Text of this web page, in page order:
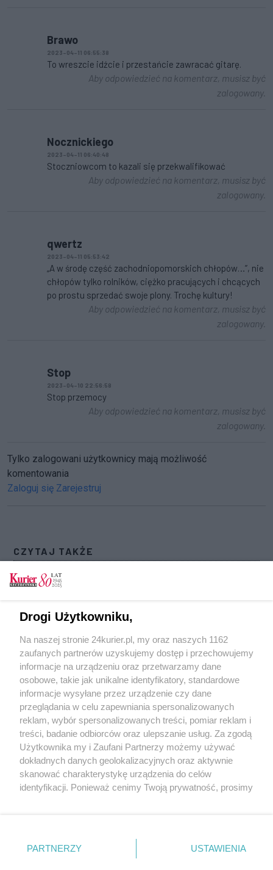
Brawo
2023-04-11 06:55:38
To wreszcie idźcie i przestańcie zawracać gitarę.
Aby odpowiedzieć na komentarz, musisz być
zalogowany.
Nocznickiego
2023-04-11 06:40:48
Stoczniowcom to kazali się przekwalifikować
Aby odpowiedzieć na komentarz, musisz być
zalogowany.
qwertz
2023-04-11 05:53:42
„A w środę część zachodniopomorskich chłopów…”, nie
chłopów tylko rolników, ciężko pracujących i chcących
po prostu sprzedać swoje plony. Trochę kultury!
Aby odpowiedzieć na komentarz, musisz być
zalogowany.
Stop
2023-04-10 22:56:58
Stop przemocy
Aby odpowiedzieć na komentarz, musisz być
zalogowany.
Tylko zalogowani użytkownicy mają możliwość
komentowania
Zaloguj się Zarejestruj
CZYTAJ TAKŻE
W oczekiwaniu na rozmowy z rządem. Trwa
protest rolników [GALERIA]
Minister rolnictwa: Ukraina zaproponowała
wstrzymanie przyjazdu zboża do Polski
Protestujący rolnicy nie odpuszczają. Traktory
przed Trasą Zamkową [GALERIA]
POGODA
28℃
Zobacz prognozę na 3 dni
Copyright © 2022 Kurier Szczeciński sp. z o.o.
Wszelkie prawa zastrzeżone
Drogi Użytkowniku,
Na naszej stronie 24kurier.pl, my oraz naszych 1162
zaufanych partnerów uzyskujemy dostęp i przechowujemy
informacje na urządzeniu oraz przetwarzamy dane
osobowe, takie jak unikalne identyfikatory, standardowe
informacje wysyłane przez urządzenie czy dane
przeglądania w celu zapewniania spersonalizowanych
reklam, wybór spersonalizowanych treści, pomiar reklam i
treści, badanie odbiorców oraz ulepszanie usług. Za zgodą
Użytkownika my i Zaufani Partnerzy możemy używać
dokładnych danych geolokalizacyjnych oraz aktywnie
skanować charakterystykę urządzenia do celów
identyfikacji. Ponieważ cenimy Twoją prywatność, prosimy
prywatności znajdujący się w lewym dolnym rogu strony
. Niektóre rodzaje przetwarzania danych nie wymagają
PARTNERZY USTAWIENIA